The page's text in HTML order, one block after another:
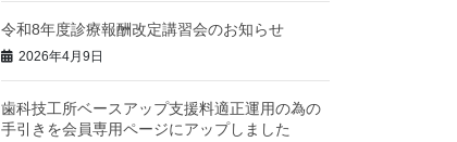
令和8年度診療報酬改定講習会のお知らせ
2026年4月9日
歯科技工所ベースアップ支援料適正運用の為の
手引きを会員専用ページにアップしました